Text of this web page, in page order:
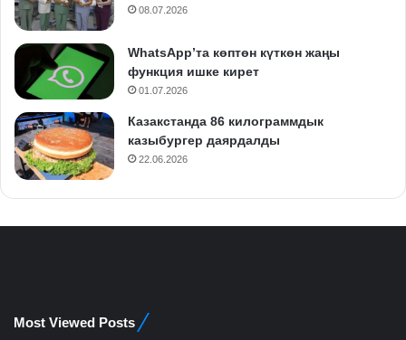
08.07.2026
WhatsApp’та көптөн күткөн жаңы
функция ишке кирет
01.07.2026
Казакстанда 86 килограммдык
казыбургер даярдалды
22.06.2026
Most Viewed Posts